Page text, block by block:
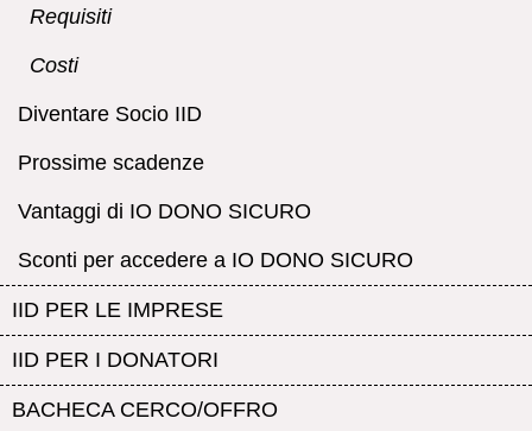
Requisiti
Costi
Diventare Socio IID
Prossime scadenze
Vantaggi di IO DONO SICURO
Sconti per accedere a IO DONO SICURO
IID PER LE IMPRESE
IID PER I DONATORI
BACHECA CERCO/OFFRO